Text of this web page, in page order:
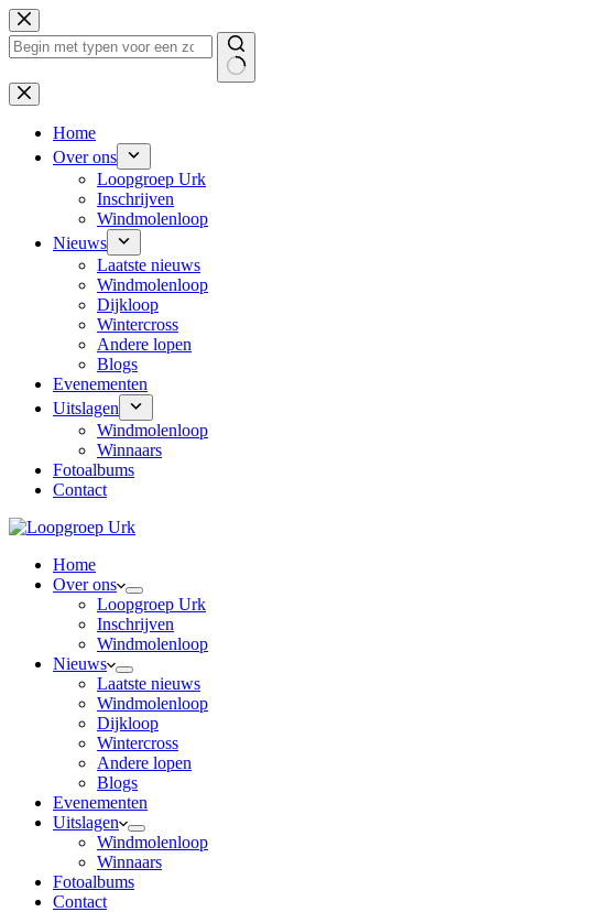
Ga
naar
de
Geen
resultaten
Home
Over ons
Loopgroep Urk
Inschrijven
Windmolenloop
Nieuws
Laatste nieuws
Windmolenloop
Dijkloop
Wintercross
Andere lopen
Blogs
Evenementen
Uitslagen
Windmolenloop
Winnaars
Fotoalbums
Contact
Home
Over ons
Loopgroep Urk
Inschrijven
Windmolenloop
Nieuws
Laatste nieuws
Windmolenloop
Dijkloop
Wintercross
Andere lopen
Blogs
Evenementen
Uitslagen
Windmolenloop
Winnaars
Fotoalbums
Contact